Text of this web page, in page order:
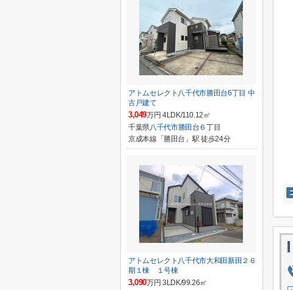
アトムセレクト八千代市勝田台6丁目 中
古戸建て
3,049万円 4LDK/110.12㎡
千葉県八千代市勝田台 ６丁目
京成本線「勝田台」駅 徒歩24分
アトムセレクト八千代市大和田新田２６
期１棟 １号棟
3,090万円 3LDK/99.26㎡